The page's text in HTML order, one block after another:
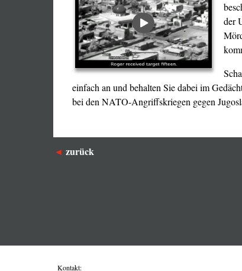
der
einfach an und behalten Sie dabei im
bei den NATO-Angriffskriegen gegen
zurück
Kontakt: